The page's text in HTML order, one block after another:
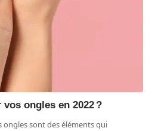
ongles en 2022 ?
ongles sont des éléments qui